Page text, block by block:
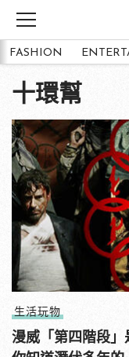
FASHION
十環幫
生活玩物
漫威「第四階段」